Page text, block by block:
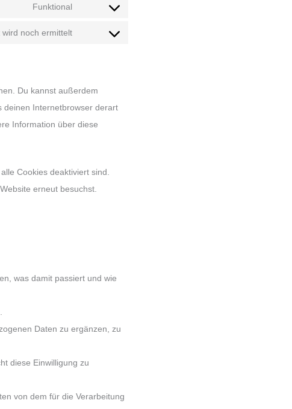
Funktional
Consent
wird noch ermittelt
Consent
Du kannst außerdem
deinen Internetbrowser derart
Information über diese
Cookies deaktiviert sind.
erneut besuchst.
was damit passiert und wie
Daten zu ergänzen, zu
diese Einwilligung zu
von dem für die Verarbeitung